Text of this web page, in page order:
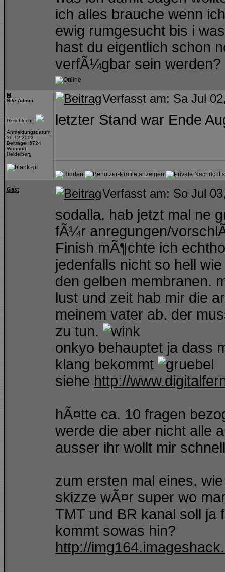
ich alles brauche wenn
ewig rumgesucht bis i
hast du eigentlich schon
verfÃ¼gbar sein werden?
M
Site Admin
Geschlecht:
Anmeldungsdatum:
26.12.2002
Beiträge: 6724
Wohnort:
Heidelberg
Verfasst am: Sa Jul
letzter Stand war Ende
Gast Verfasst am: So Jul
sodalla. hab jetzt mal ne
fÃ¼r anregungen/
Finish mÃ¶chte ich
jedenfalls nicht so hell
den gelben membranen.
lust und zeit hab mir die
meinem vater ab. der
zu tun.
onkyo behauptet ja dass
klang bekommt
siehe http://
hÃ¤tte ca. 10 fragen
werde die aber nicht alle
ausser ihr wollt mir
zum ersten mal eines.
skizze wÃ¤r super wo
TMT und BR kanal soll ja
kommt sowas hin?
http://